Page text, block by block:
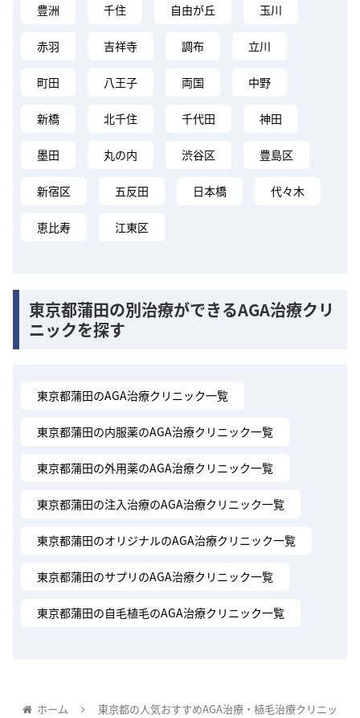
豊洲 千住 自由が丘 玉川
赤羽 吉祥寺 調布 立川
町田 八王子 両国 中野
新橋 北千住 千代田 神田
墨田 丸の内 渋谷区 豊島区
新宿区 五反田 日本橋 代々木
恵比寿 江東区
東京都蒲田の別治療ができるAGA治療クリ
ニックを探す
東京都蒲田のAGA治療クリニック一覧
東京都蒲田の内服薬のAGA治療クリニック一覧
東京都蒲田の外用薬のAGA治療クリニック一覧
東京都蒲田の注入治療のAGA治療クリニック一覧
東京都蒲田のオリジナルのAGA治療クリニック一覧
東京都蒲田のサプリのAGA治療クリニック一覧
東京都蒲田の自毛植毛のAGA治療クリニック一覧
ホーム
東京都の人気おすすめAGA治療・植毛治療クリニッ